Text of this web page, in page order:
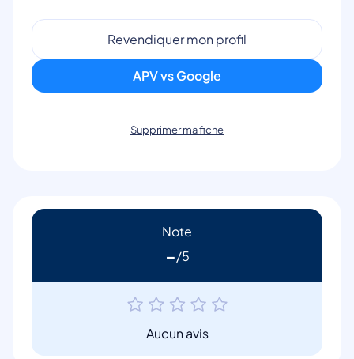
Revendiquer mon profil
APV vs Google
Supprimer ma fiche
Note
-
Aucun avis